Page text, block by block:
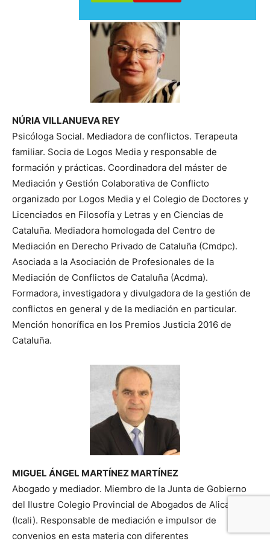
NÚRIA VILLANUEVA REY
Psicóloga Social. Mediadora de conflictos. Terapeuta
familiar. Socia de Logos Media y responsable de
formación y prácticas. Coordinadora del máster de
Mediación y Gestión Colaborativa de Conflicto
organizado por Logos Media y el Colegio de Doctores y
Licenciados en Filosofía y Letras y en Ciencias de
Cataluña. Mediadora homologada del Centro de
Mediación en Derecho Privado de Cataluña (Cmdpc).
Asociada a la Asociación de Profesionales de la
Mediación de Conflictos de Cataluña (Acdma).
Formadora, investigadora y divulgadora de la gestión de
conflictos en general y de la mediación en particular.
Mención honorífica en los Premios Justicia 2016 de
Cataluña.
MIGUEL ÁNGEL MARTÍNEZ MARTÍNEZ
Abogado y mediador. Miembro de la Junta de Gobierno
del Ilustre Colegio Provincial de Abogados de Alicante
(Icali). Responsable de mediación e impulsor de
convenios en esta materia con diferentes